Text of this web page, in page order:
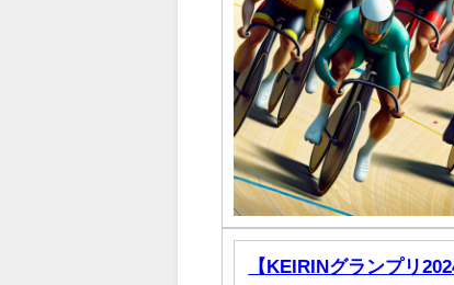
【KEIRINグランプリ